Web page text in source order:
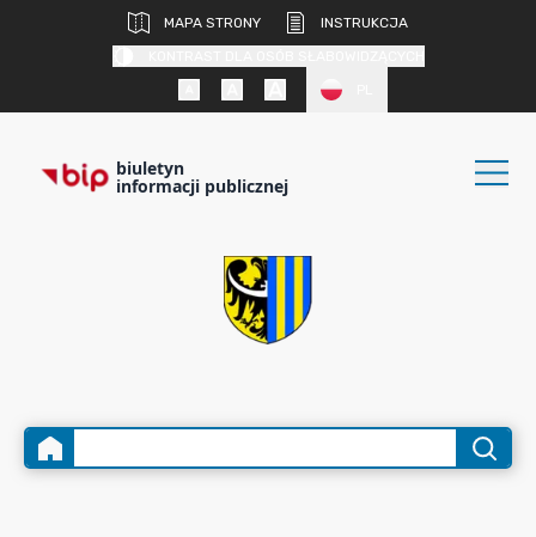
MAPA STRONY
INSTRUKCJA
biuletyn
informacji publicznej